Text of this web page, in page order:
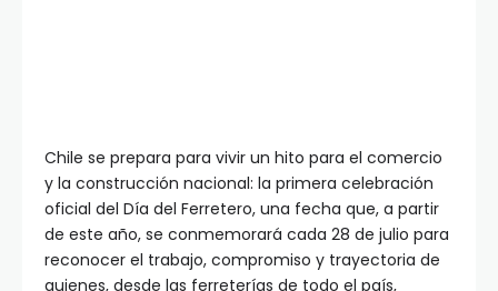
Chile se prepara para vivir un hito para el comercio
y la construcción nacional: la primera celebración
oficial del Día del Ferretero, una fecha que, a partir
de este año, se conmemorará cada 28 de julio para
reconocer el trabajo, compromiso y trayectoria de
quienes, desde las ferreterías de todo el país,